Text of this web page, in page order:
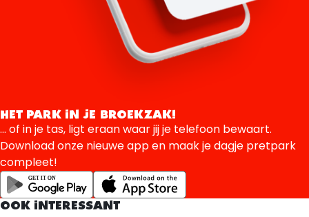
HET PARK IN JE BROEKZAK!
... of in je tas, ligt eraan waar jij je telefoon bewaart.
Download onze nieuwe app en maak je dagje pretpark
compleet!
OOK INTERESSANT